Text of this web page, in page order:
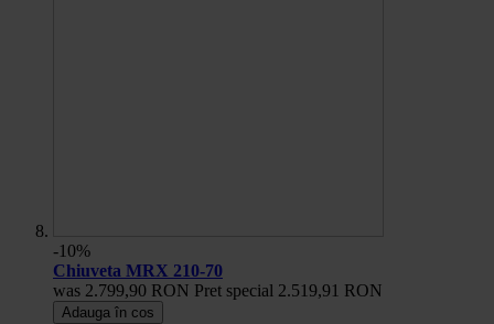
-10%
Chiuveta MRX 210-70
was 2.799,90 RON Pret special 2.519,91 RON
Adauga în cos